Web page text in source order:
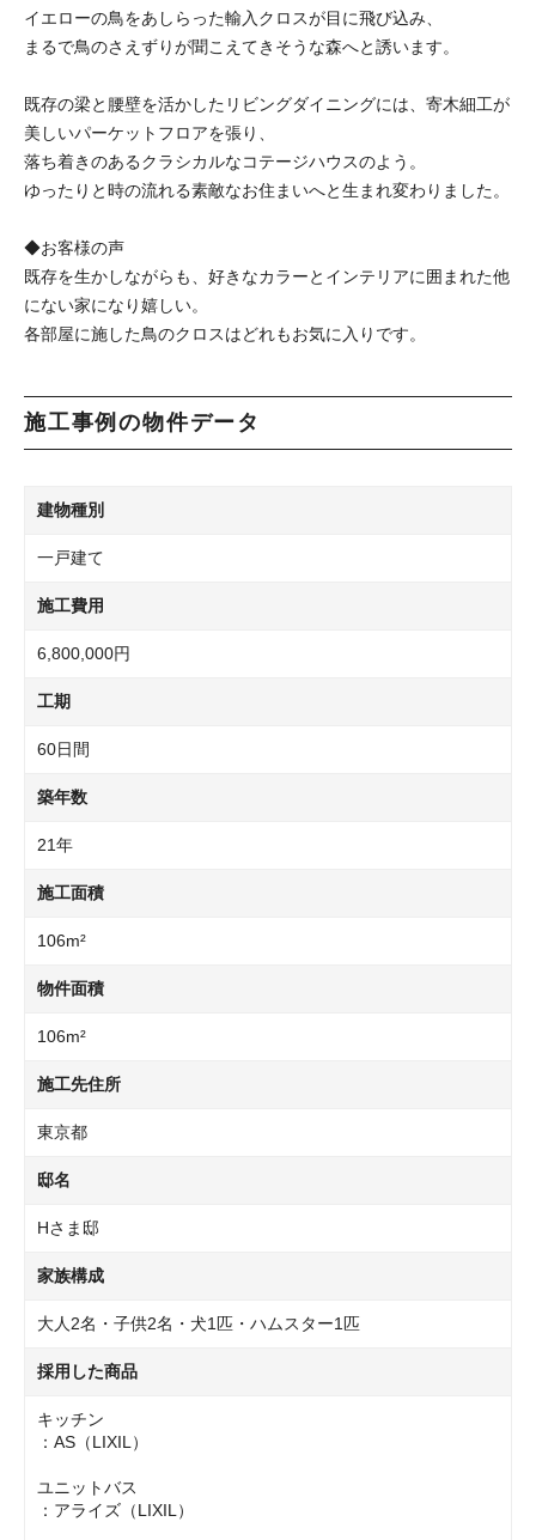
イエローの鳥をあしらった輸入クロスが目に飛び込み、
まるで鳥のさえずりが聞こえてきそうな森へと誘います。
既存の梁と腰壁を活かしたリビングダイニングには、寄木細工が
美しいパーケットフロアを張り、
落ち着きのあるクラシカルなコテージハウスのよう。
ゆったりと時の流れる素敵なお住まいへと生まれ変わりました。
◆お客様の声
既存を生かしながらも、好きなカラーとインテリアに囲まれた他
にない家になり嬉しい。
各部屋に施した鳥のクロスはどれもお気に入りです。
施工事例の物件データ
建物種別
一戸建て
施工費用
6,800,000円
工期
60日間
築年数
21年
施工面積
106m²
物件面積
106m²
施工先住所
東京都
邸名
Hさま邸
家族構成
大人2名・子供2名・犬1匹・ハムスター1匹
採用した商品
キッチン
：AS（LIXIL）
ユニットバス
：アライズ（LIXIL）